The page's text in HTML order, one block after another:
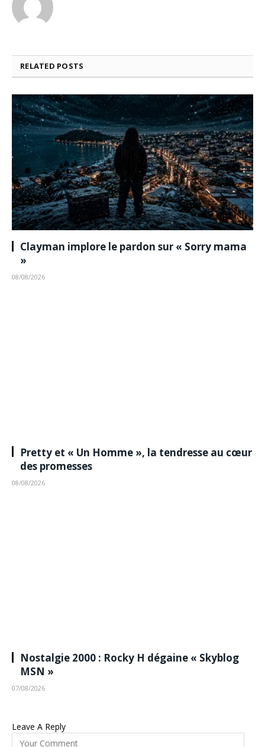
RELATED POSTS
Clayman implore le pardon sur « Sorry mama
»
08/08/2026
Pretty et « Un Homme », la tendresse au cœur
des promesses
08/08/2026
Nostalgie 2000 : Rocky H dégaine « Skyblog
MSN »
07/08/2026
Leave A Reply